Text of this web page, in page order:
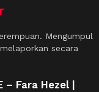
Mengumpul
secara
– Fara Hezel |